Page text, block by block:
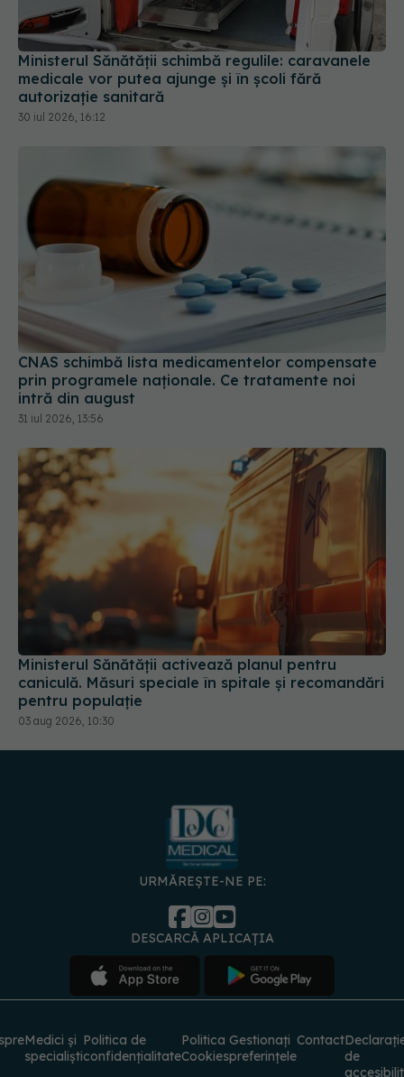
Ministerul Sănătății schimbă regulile: caravanele
medicale vor putea ajunge și în școli fără
autorizație sanitară
30 iul 2026, 16:12
CNAS schimbă lista medicamentelor compensate
prin programele naționale. Ce tratamente noi
intră din august
31 iul 2026, 13:56
Ministerul Sănătății activează planul pentru
caniculă. Măsuri speciale în spitale și recomandări
pentru populație
03 aug 2026, 10:30
URMĂREȘTE-NE PE:
DESCARCĂ APLICAȚIA